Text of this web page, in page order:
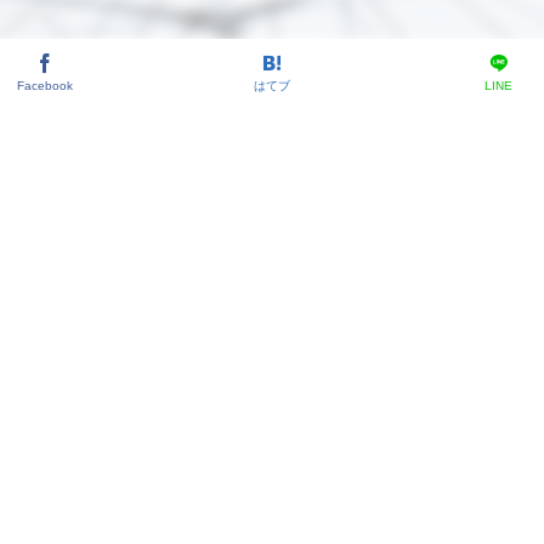
Facebook はてブ LINE